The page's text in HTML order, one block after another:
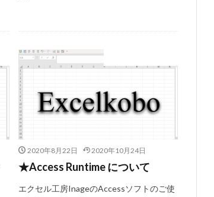
2020年8月22日 2020年10月24日
★Access Runtime について
エクセル工房InageのAccessソフトのご使
#corelli
#couperin
#eberlin
#gavotte
#Genaux
#jacquetdelaguerre
#amadeus
#bach
#balbastre
#bartoli
#buxtehude #byrd
#cadenza
#chopin
#chorale
#rameau